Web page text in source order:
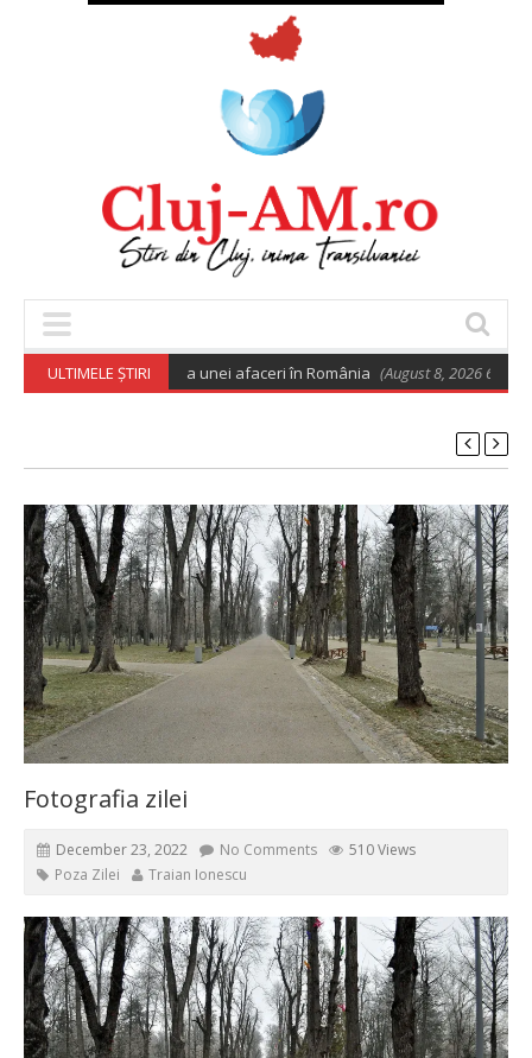
ULTIMELE ȘTIRI
pentru deschiderea unei afaceri în România (August 8, 2026 6:02 am)
Fotografia zilei
December 23, 2022 No Comments
510 Views
Poza Zilei
Traian Ionescu